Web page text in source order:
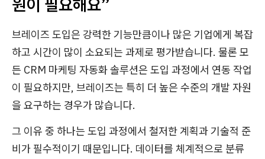
원이 필요해요”
브레이즈 도입은 강력한 기능만큼이나 많은 기업에게 복잡
하고 시간이 많이 소요되는 과제로 평가받습니다. 물론 모
든 CRM 마케팅 자동화 솔루션은 도입 과정에서 연동 작업
이 필요하지만, 브레이즈는 특히 더 높은 수준의 개발 자원
을 요구하는 경우가 많습니다.
그 이유 중 하나는 도입 과정에서 철저한 계획과 기술적 준
비가 필수적이기 때문입니다. 데이터를 체계적으로 분류